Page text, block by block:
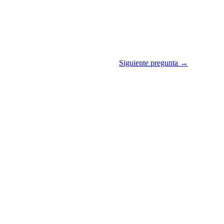
Siguiente pregunta →